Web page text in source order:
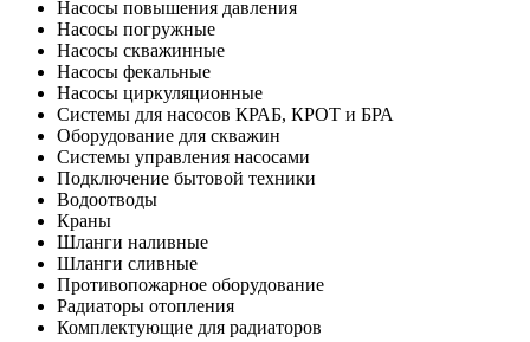
Насосы повышения давления
Насосы погружные
Насосы скважинные
Насосы фекальные
Насосы циркуляционные
Системы для насосов КРАБ, КРОТ и БРА
Оборудование для скважин
Системы управления насосами
Подключение бытовой техники
Водоотводы
Краны
Шланги наливные
Шланги сливные
Противопожарное оборудование
Радиаторы отопления
Комплектующие для радиаторов